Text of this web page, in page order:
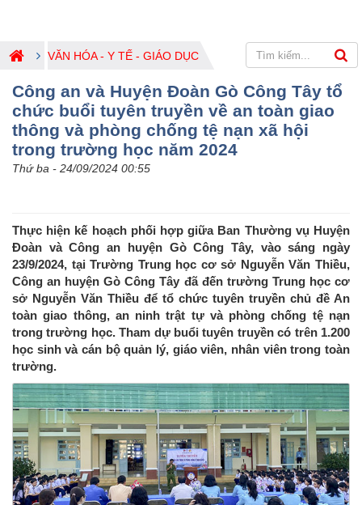
VĂN HÓA - Y TẾ - GIÁO DỤC
Công an và Huyện Đoàn Gò Công Tây tổ
chức buổi tuyên truyền về an toàn giao
thông và phòng chống tệ nạn xã hội
trong trường học năm 2024
Thứ ba - 24/09/2024 00:55
Thực hiện kế hoạch phối hợp giữa Ban Thường vụ Huyện
Đoàn và Công an huyện Gò Công Tây, vào sáng ngày
23/9/2024, tại Trường Trung học cơ sở Nguyễn Văn Thiều,
Công an huyện Gò Công Tây đã đến trường Trung học cơ
sở Nguyễn Văn Thiều để tổ chức tuyên truyền chủ đề An
toàn giao thông, an ninh trật tự và phòng chống tệ nạn
trong trường học. Tham dự buổi tuyên truyền có trên 1.200
học sinh và cán bộ quản lý, giáo viên, nhân viên trong toàn
trường.